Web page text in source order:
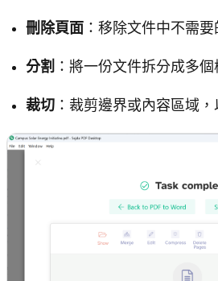
刪除頁面 ：移除文件中不需
分割 ：將一份文件拆分成多個
裁切 ：裁剪邊界或內容區域